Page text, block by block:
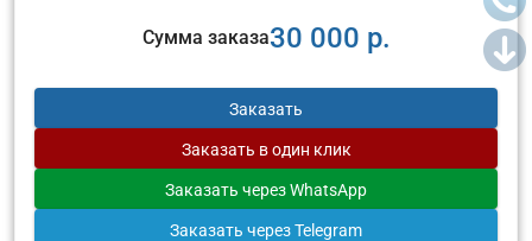
Сумма заказа30 000 р.
Заказать
Заказать в один клик
Заказать через WhatsApp
Заказать через Telegram